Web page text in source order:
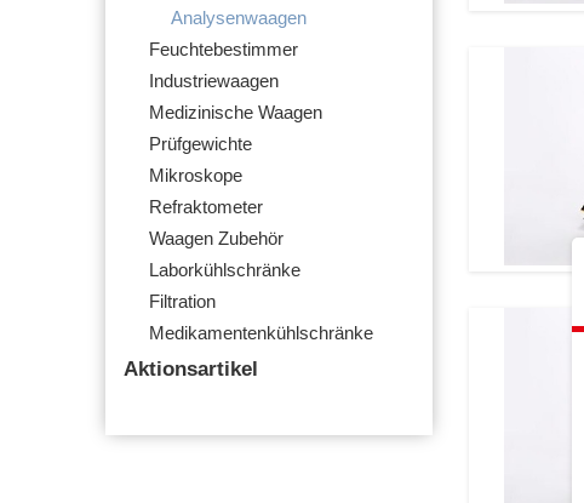
Analysenwaagen
Feuchtebestimmer
Industriewaagen
Medizinische Waagen
Prüfgewichte
Mikroskope
Refraktometer
Waagen Zubehör
Laborkühlschränke
Filtration
Medikamentenkühlschränke
Aktionsartikel